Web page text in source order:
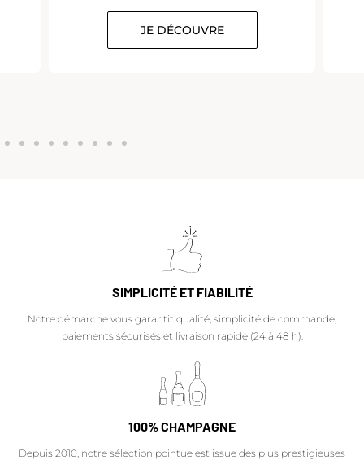
JE DÉCOUVRE
SIMPLICITÉ ET FIABILITÉ
Notre démarche vous garantit qualité, simplicité de commande,
paiements sécurisés et livraison rapide (24 à 48 h).
100% CHAMPAGNE
Depuis 2010, notre sélection pointue est issue des plus prestigieuses